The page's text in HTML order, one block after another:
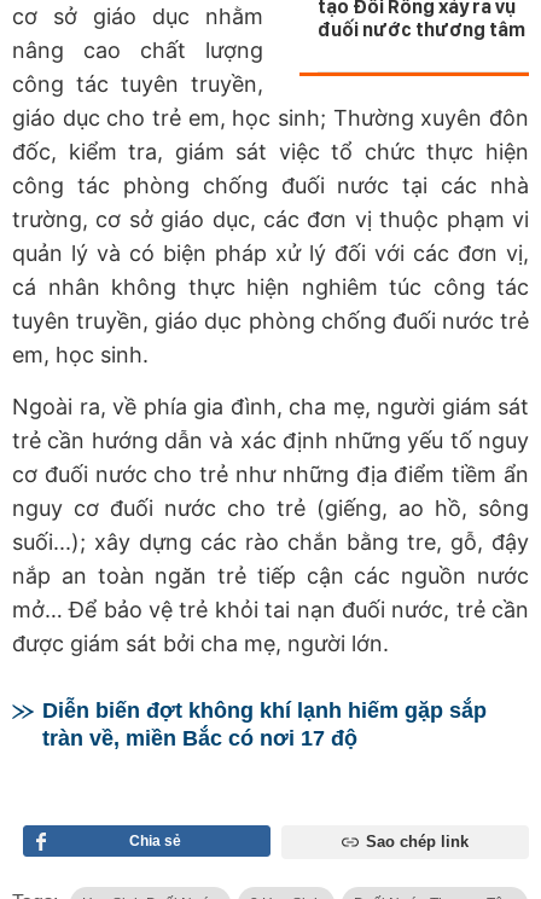
tạo Đồi Rồng xảy ra vụ
đuối nước thương tâm
cơ sở giáo dục nhằm
nâng cao chất lượng
công tác tuyên truyền,
giáo dục cho trẻ em, học sinh; Thường xuyên đôn
đốc, kiểm tra, giám sát việc tổ chức thực hiện
công tác phòng chống đuối nước tại các nhà
trường, cơ sở giáo dục, các đơn vị thuộc phạm vi
quản lý và có biện pháp xử lý đối với các đơn vị,
cá nhân không thực hiện nghiêm túc công tác
tuyên truyền, giáo dục phòng chống đuối nước trẻ
em, học sinh.
Ngoài ra, về phía gia đình, cha mẹ, người giám sát
trẻ cần hướng dẫn và xác định những yếu tố nguy
cơ đuối nước cho trẻ như những địa điểm tiềm ẩn
nguy cơ đuối nước cho trẻ (giếng, ao hồ, sông
suối...); xây dựng các rào chắn bằng tre, gỗ, đậy
nắp an toàn ngăn trẻ tiếp cận các nguồn nước
mở… Để bảo vệ trẻ khỏi tai nạn đuối nước, trẻ cần
được giám sát bởi cha mẹ, người lớn.
Diễn biến đợt không khí lạnh hiếm gặp sắp
tràn về, miền Bắc có nơi 17 độ
Chia sẻ Sao chép link